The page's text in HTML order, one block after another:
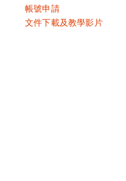
帳號申請
文件下載及教學影片